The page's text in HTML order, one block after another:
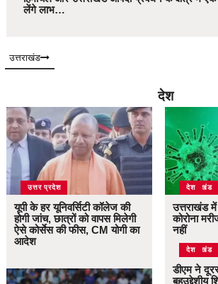
लेंगे लाभ…
उत्तराखंड
देश
उत्तर प्रदेश
यूपी के हर यूनिवर्सिटी कॉलेज की
होगी जांच, छात्रों को वापस मिलेगी
ऐसे कोर्सेस की फीस, CM योगी का
आदेश
उत्तराखंड
देश
उत्तराखंड
कोरोना
नहीं
उत्तराखंड
देश
डीएम ने
बहुउद्देशीय